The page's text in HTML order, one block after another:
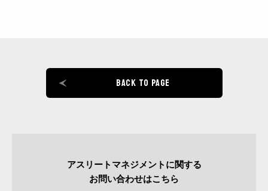
BACK TO PAGE
アスリートマネジメントに関する
お問い合わせはこちら